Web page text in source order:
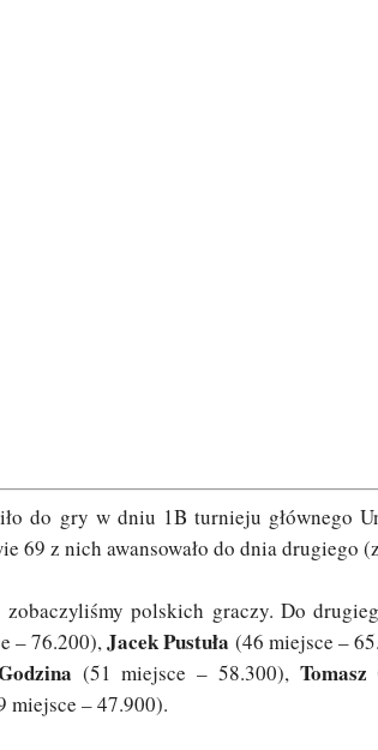
do gry w dniu 1B turnieju głównego
69 z nich awansowało do dnia drugiego
polskich graczy. Do
– 76.200),Jacek Pustuła (46 miejsce –
(51 miejsce – 58.300),
miejsce – 47.900).